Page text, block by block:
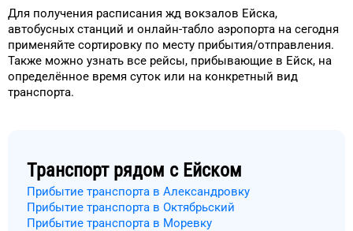
Для получения расписания жд вокзалов Ейска,
автобусных станций и онлайн-табло аэропорта на сегодня
применяйте сортировку по месту прибытия/отправления.
Также можно узнать все рейсы, прибывающие в Ейск, на
определённое время суток или на конкретный вид
транспорта.
Транспорт рядом с Ейском
Прибытие транспорта в Александровку
Прибытие транспорта в Октябрьский
Прибытие транспорта в Моревку